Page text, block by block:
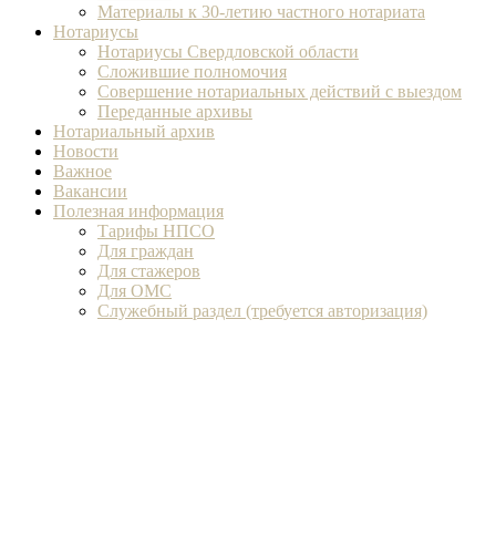
Материалы к 30-летию частного нотариата
Нотариусы
Нотариусы Свердловской области
Сложившие полномочия
Совершение нотариальных действий с выездом
Переданные архивы
Нотариальный архив
Новости
Важное
Вакансии
Полезная информация
Тарифы НПСО
Для граждан
Для стажеров
Для ОМС
Служебный раздел (требуется авторизация)